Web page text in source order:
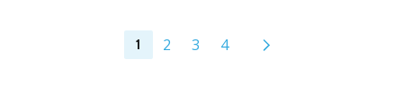
1 2 3 4